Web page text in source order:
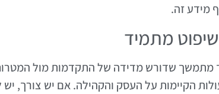
מידע זה.
מתמיד
מתמשך שדורש מדידה של התקדמות מול
הקיימות על העסק והקהילה. אם יש צורך, יש